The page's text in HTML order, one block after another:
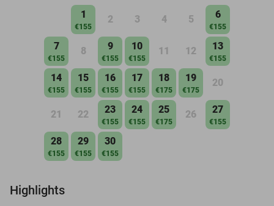
1
€155
2 3 4 5 6
€155
7
€155
8 9
€155
10
€155
11 12 13
€155
14
€155
15
€155
16
€155
17
€155
18
€175
19
€175
20
21 22 23
€155
24
€155
25
€175
26 27
€155
28
€155
29
€155
30
€155
Highlights